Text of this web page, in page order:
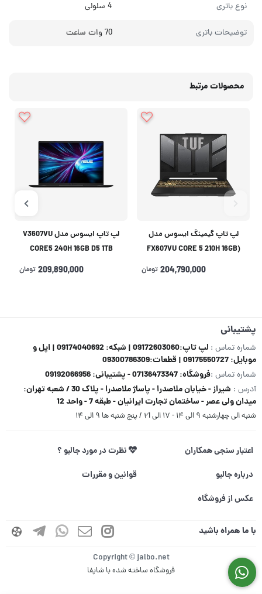
نوع باتری 4 سلولی
توضیحات باتری 70 وات ساعت
محصولات مرتبط
لپ تاپ گیمینگ ایسوس مدل
(FX607VU CORE 5 210H 16GB
512 SSD 6GB(RTX4050
204,790,000 تومان
لپ تاپ ایسوس مدل V3607VU
CORE5 240H 16GB D5 1TB
6GB(RTX4050)
209,890,000 تومان
پشتیبانی
شماره تماس :
لپ تاپ:09172603060 | شبکه: 09174040692 | اپل و
موبایل: 09175550727 | قطعات:09300786309
شماره تماس :فروشگاه: 07136473347 - پشتیبانی: 09192066956
آدرس :
شیراز - خیابان ملاصدرا - پاساژ ملاصدرا - پلاک 30 / شعبه تهران:
میدان ولی عصر - ساختمان تجارت ایرانیان - طبقه 7 - واحد 12
شنبه الی چهارشنبه ۹ الی ۱۴ - ۱۷ الی ۲1 / پنج شنبه ها ۹ الی ۱۴
اعتبار سنجی همکاران
نظرت در مورد جالبو ؟
درباره جالبو
قوانین و مقررات
عکس از فروشگاه
با ما همراه باشید
Copyright © jalbo.net
فروشگاه ساخته شده با شاپفا